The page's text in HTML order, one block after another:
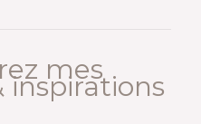
mes
inspirations